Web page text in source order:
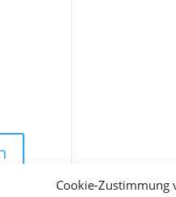
Cookie-Zustimmung